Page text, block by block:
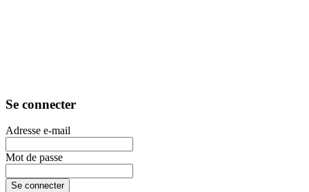
Se connecter
Adresse e-mail
Mot de passe
Se connecter